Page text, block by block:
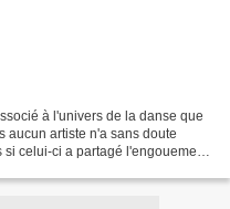
à l'univers de la danse que
aucun artiste n'a sans doute
celui-ci a partagé l'engouement